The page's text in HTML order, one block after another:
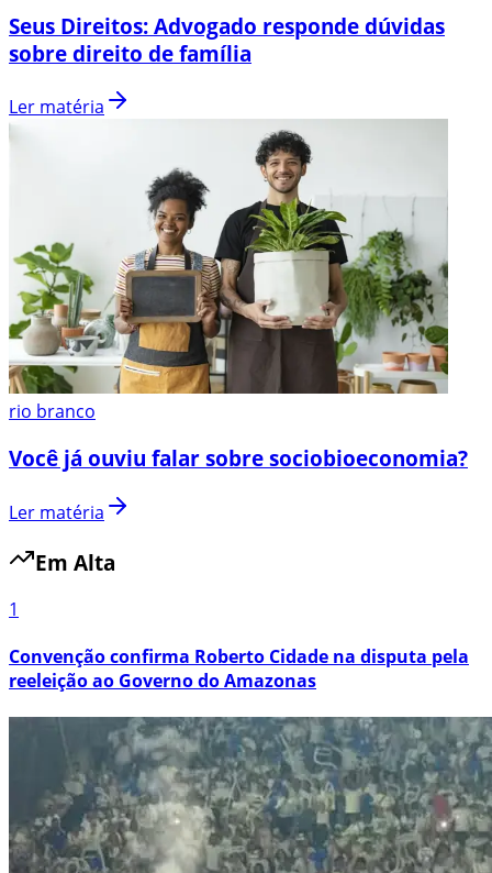
Seus Direitos: Advogado responde dúvidas
sobre direito de família
Ler matéria
rio branco
Você já ouviu falar sobre sociobioeconomia?
Ler matéria
Em Alta
1
Convenção confirma Roberto Cidade na disputa pela
reeleição ao Governo do Amazonas